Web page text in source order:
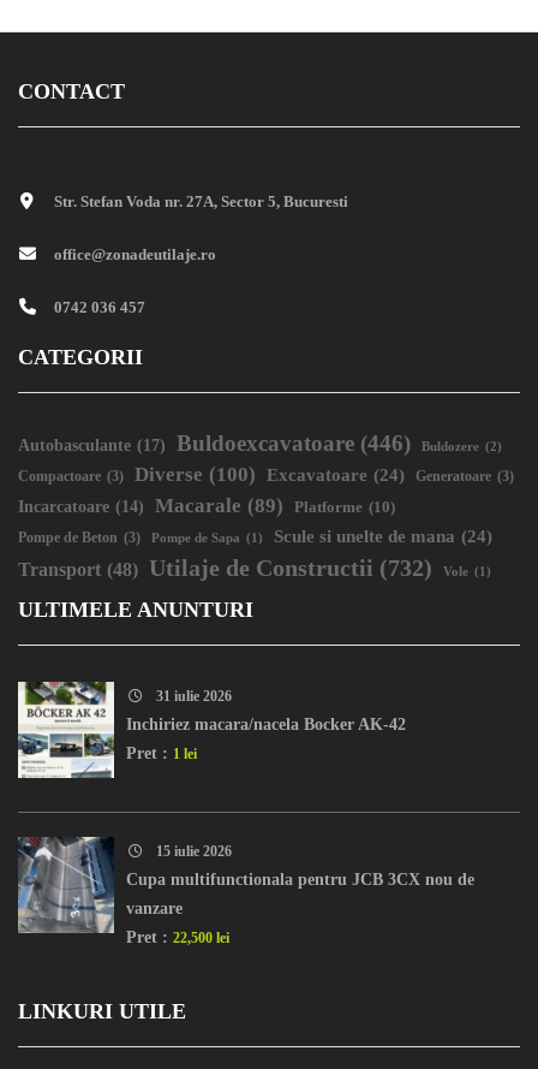
CONTACT
Str. Stefan Voda nr. 27A, Sector 5, Bucuresti
office@zonadeutilaje.ro
0742 036 457
CATEGORII
Autobasculante (17) Buldoexcavatoare (446) Buldozere (2)
Compactoare (3) Diverse (100) Excavatoare (24) Generatoare (3)
Incarcatoare (14) Macarale (89) Platforme (10)
Pompe de Beton (3) Pompe de Sapa (1) Scule si unelte de mana (24)
Transport (48) Utilaje de Constructii (732) Vole (1)
ULTIMELE ANUNTURI
31 iulie 2026
Inchiriez macara/nacela Bocker AK-42
Pret : 1 lei
15 iulie 2026
Cupa multifunctionala pentru JCB 3CX nou de
vanzare
Pret : 22,500 lei
LINKURI UTILE